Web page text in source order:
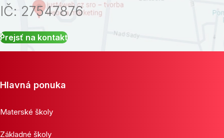
IČ: 27547876
Prejsť na kontakt
Hlavná ponuka
Materské školy
Základné školy